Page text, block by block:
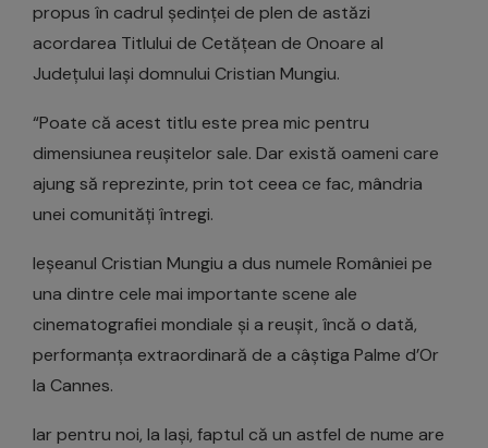
propus în cadrul ședinței de plen de astăzi
acordarea Titlului de Cetățean de Onoare al
Județului Iași domnului Cristian Mungiu.
“Poate că acest titlu este prea mic pentru
dimensiunea reușitelor sale. Dar există oameni care
ajung să reprezinte, prin tot ceea ce fac, mândria
unei comunități întregi.
Ieșeanul Cristian Mungiu a dus numele României pe
una dintre cele mai importante scene ale
cinematografiei mondiale și a reușit, încă o dată,
performanța extraordinară de a câștiga Palme d’Or
la Cannes.
Iar pentru noi, la Iași, faptul că un astfel de nume are